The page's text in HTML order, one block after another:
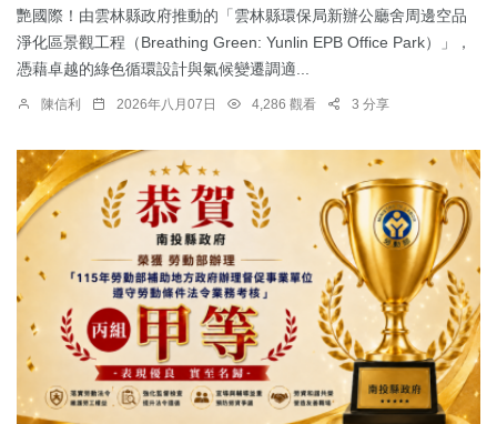
艷國際！由雲林縣政府推動的「雲林縣環保局新辦公廳舍周邊空品
淨化區景觀工程（Breathing Green: Yunlin EPB Office Park）」，
憑藉卓越的綠色循環設計與氣候變遷調適...
陳信利 2026年八月07日 4,286 觀看 3 分享